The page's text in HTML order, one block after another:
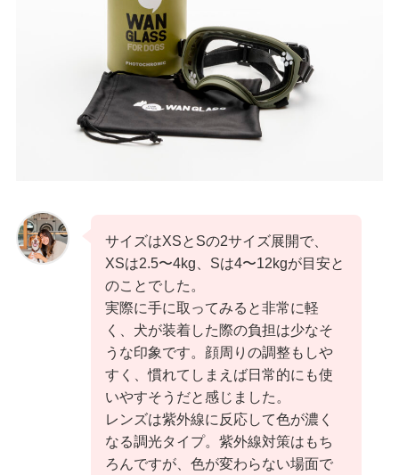
サイズはXSとSの2サイズ展開で、
XSは2.5〜4kg、Sは4〜12kgが目安と
のことでした。
実際に手に取ってみると非常に軽
く、犬が装着した際の負担は少なそ
うな印象です。顔周りの調整もしや
すく、慣れてしまえば日常的にも使
いやすそうだと感じました。
レンズは紫外線に反応して色が濃く
なる調光タイプ。紫外線対策はもち
ろんですが、色が変わらない場面で